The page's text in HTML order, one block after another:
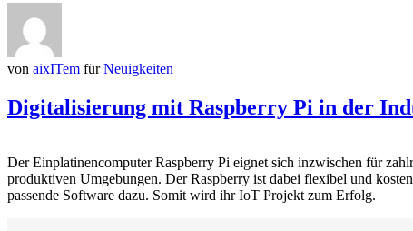
von aixITem fürNeuigkeiten
Digitalisierung mit Raspberry Pi in der
Der Einplatinencomputer Raspberry Pi eignet sich inzwischen für
produktiven Umgebungen. Der Raspberry ist dabei flexibel und
passende Software dazu. Somit wird ihr IoT Projekt zum Erfolg.